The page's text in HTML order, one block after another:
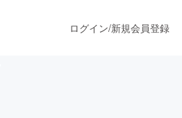
ログイン/新規会員登録